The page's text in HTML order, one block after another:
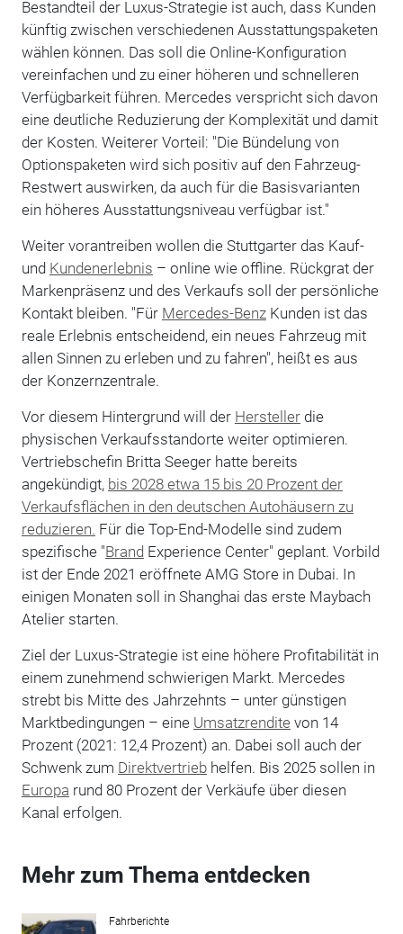
Bestandteil der Luxus-Strategie ist auch, dass Kunden
künftig zwischen verschiedenen Ausstattungspaketen
wählen können. Das soll die Online-Konfiguration
vereinfachen und zu einer höheren und schnelleren
Verfügbarkeit führen. Mercedes verspricht sich davon
eine deutliche Reduzierung der Komplexität und damit
der Kosten. Weiterer Vorteil: "Die Bündelung von
Optionspaketen wird sich positiv auf den Fahrzeug-
Restwert auswirken, da auch für die Basisvarianten
ein höheres Ausstattungsniveau verfügbar ist."
Weiter vorantreiben wollen die Stuttgarter das Kauf-
und Kundenerlebnis – online wie offline. Rückgrat der
Markenpräsenz und des Verkaufs soll der persönliche
Kontakt bleiben. "Für Mercedes-BenzKunden ist das
reale Erlebnis entscheidend, ein neues Fahrzeug mit
allen Sinnen zu erleben und zu fahren", heißt es aus
der Konzernzentrale.
Vor diesem Hintergrund will der Herstellerdie
physischen Verkaufsstandorte weiter optimieren.
Vertriebschefin Britta Seeger hatte bereits
angekündigt, bis 2028 etwa 15 bis 20 Prozent der
Verkaufsflächen in den deutschen Autohäusern zu
reduzieren. Für die Top-End-Modelle sind zudem
spezifische "Brand Experience Center" geplant. Vorbild
ist der Ende 2021 eröffnete AMG Store in Dubai. In
einigen Monaten soll in Shanghai das erste Maybach
Atelier starten.
Ziel der Luxus-Strategie ist eine höhere Profitabilität in
einem zunehmend schwierigen Markt. Mercedes
strebt bis Mitte des Jahrzehnts – unter günstigen
Marktbedingungen – eine Umsatzrendite von 14
Prozent (2021: 12,4 Prozent) an. Dabei soll auch der
Schwenk zum Direktvertriebhelfen. Bis 2025 sollen in
Europa rund 80 Prozent der Verkäufe über diesen
Kanal erfolgen.
Mehr zum Thema entdecken
Fahrberichte